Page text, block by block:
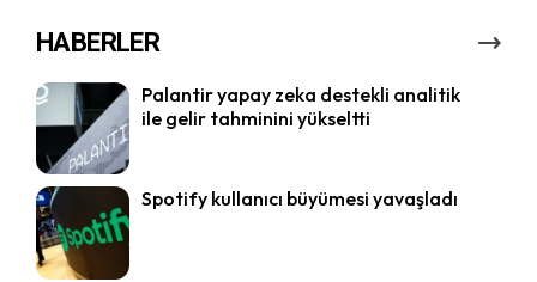
HABERLER
Palantir yapay zeka destekli analitik
ile gelir tahminini yükseltti
Spotify kullanıcı büyümesi yavaşladı